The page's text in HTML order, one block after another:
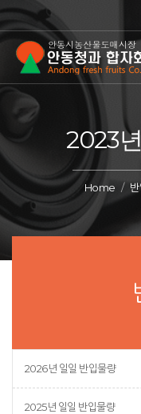
2023
Home
2026년 일일 반입물량
2025년 일일 반입물량